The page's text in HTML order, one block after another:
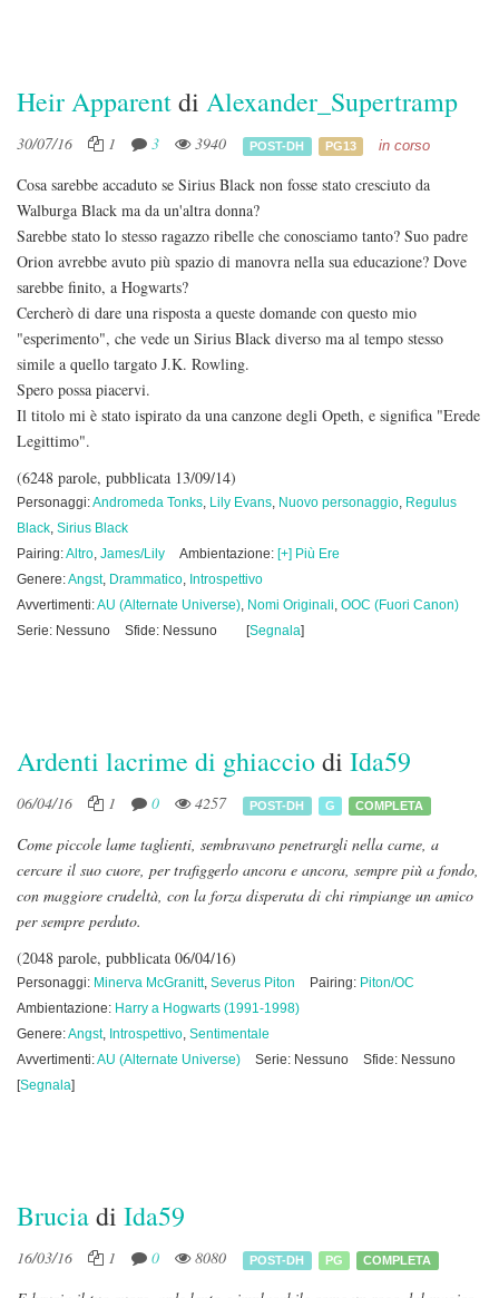
Heir Apparentdi Alexander_Supertramp
30/07/16 1 3 3940 POST-DH PG13 in corso
Cosa sarebbe accaduto se Sirius Black non fosse stato cresciuto da
Walburga Black ma da un'altra donna?
Sarebbe stato lo stesso ragazzo ribelle che conosciamo tanto? Suo padre
Orion avrebbe avuto più spazio di manovra nella sua educazione? Dove
sarebbe finito, a Hogwarts?
Cercherò di dare una risposta a queste domande con questo mio
"esperimento", che vede un Sirius Black diverso ma al tempo stesso
simile a quello targato J.K. Rowling.
Spero possa piacervi.
Il titolo mi è stato ispirato da una canzone degli Opeth, e significa "Erede
Legittimo".
(6248 parole, pubblicata 13/09/14)
Personaggi:Andromeda Tonks, Lily Evans, Nuovo personaggio, Regulus
Black, Sirius Black
Pairing:Altro, James/Lily Ambientazione: [+] Più Ere
Genere:Angst, Drammatico, Introspettivo
Avvertimenti:AU (Alternate Universe), Nomi Originali, OOC (Fuori Canon)
Serie: Nessuno
Sfide: Nessuno [Segnala]
Ardenti lacrime di ghiacciodi Ida59
06/04/16 1 0 4257 POST-DH G COMPLETA
Come piccole lame taglienti, sembravano penetrargli nella carne, a
cercare il suo cuore, per trafiggerlo ancora e ancora, sempre più a fondo,
con maggiore crudeltà, con la forza disperata di chi rimpiange un amico
per sempre perduto.
(2048 parole, pubblicata 06/04/16)
Personaggi: Minerva McGranitt, Severus Piton Pairing: Piton/OC
Ambientazione: Harry a Hogwarts (1991-1998)
Genere:Angst, Introspettivo, Sentimentale
Avvertimenti:AU (Alternate Universe) Serie: Nessuno
Sfide: Nessuno
[Segnala]
Bruciadi Ida59
16/03/16 1 0 8080 POST-DH PG COMPLETA